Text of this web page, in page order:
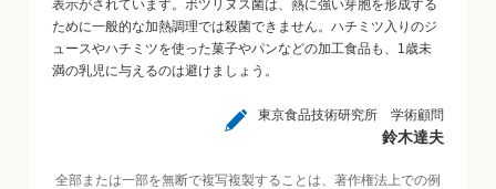
表示がされています。ボツリヌス菌は、熱に強い芽胞を形成する
ために一般的な加熱調理では殺菌できません。ハチミツ入りのジ
ュースやハチミツを使った菓子やパンなどの加工食品も、1歳未
満の乳児に与えるのは避けましょう。
東京食品技術研究所 学術顧問
鈴木達夫
全部または一部を無断で複写複製することは、著作権法上での例